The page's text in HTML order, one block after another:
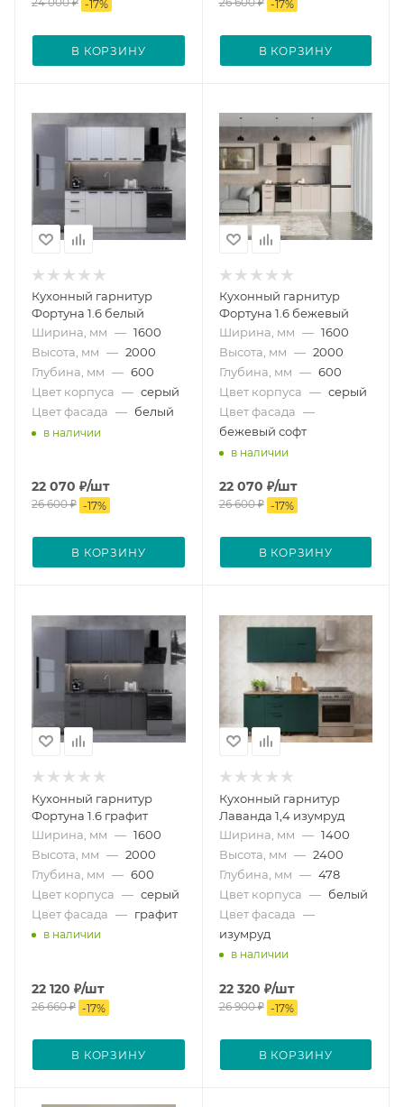
-17%
В КОРЗИНУ
-17%
В КОРЗИНУ
Кухонный гарнитур
Фортуна 1.6 белый
Ширина, мм — 1600
Высота, мм — 2000
Глубина, мм — 600
Цвет корпуса — серый
Цвет фасада — белый
в наличии
22 070 ₽/шт
26 600₽ -17%
В КОРЗИНУ
Кухонный гарнитур
Фортуна 1.6 бежевый
Ширина, мм — 1600
Высота, мм — 2000
Глубина, мм — 600
Цвет корпуса — серый
Цвет фасада —
бежевый софт
в наличии
22 070 ₽/шт
26 600₽ -17%
В КОРЗИНУ
Кухонный гарнитур
Фортуна 1.6 графит
Ширина, мм — 1600
Высота, мм — 2000
Глубина, мм — 600
Цвет корпуса — серый
Цвет фасада — графит
в наличии
22 120 ₽/шт
26 660₽ -17%
В КОРЗИНУ
Кухонный гарнитур
Лаванда 1,4 изумруд
Ширина, мм — 1400
Высота, мм — 2400
Глубина, мм — 478
Цвет корпуса — белый
Цвет фасада —
изумруд
в наличии
22 320 ₽/шт
26 900₽ -17%
В КОРЗИНУ